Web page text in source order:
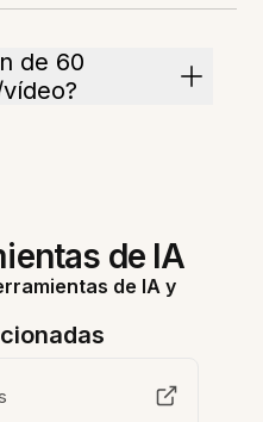
de 60
de IA
de IA y